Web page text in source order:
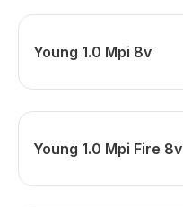
Young 1.0 Mpi 8v
Young 1.0 Mpi Fire 8v